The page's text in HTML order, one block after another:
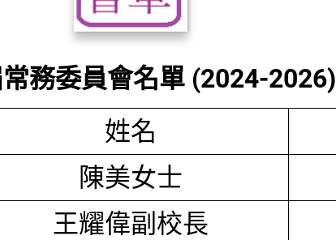
務委員會名單 (2024-2026)
姓名
陳美女士
王耀偉副校長